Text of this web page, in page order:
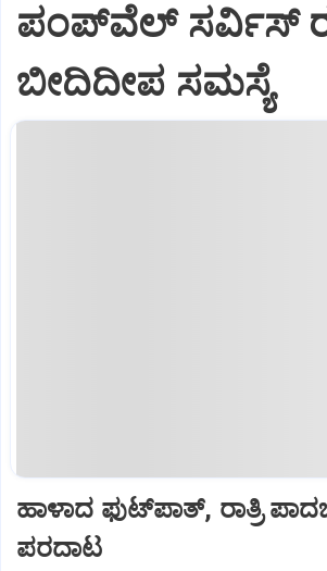
ಪಂಪ್‌ವೆಲ್ ಸರ್ವಿಸ್
ಬೀದಿದೀಪ ಸಮಸ್ಯೆ
ಹಾಳಾದ ಫುಟ್‌ಪಾತ್, ರಾತ್ರಿ
ಪರದಾಟ